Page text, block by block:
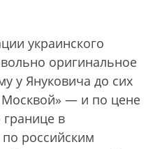
украинского
оригинальное
у Януковича до сих
Москвой» — и по цене
границе в
российским